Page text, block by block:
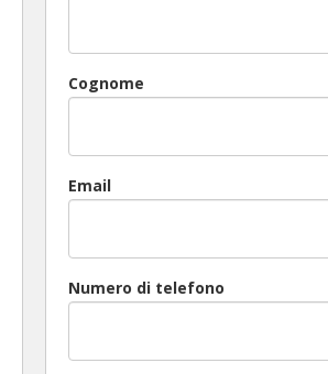
Cognome
Email
Numero di telefono